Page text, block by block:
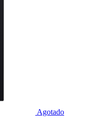
Agotado